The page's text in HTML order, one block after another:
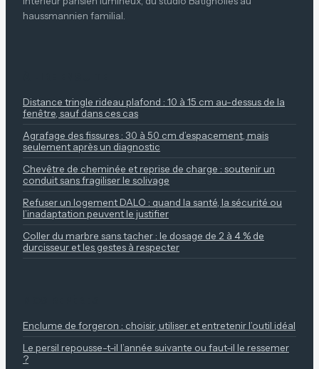
haussmannien familial.
Distance tringle rideau plafond : 10 à 15 cm au-dessus de la
fenêtre, sauf dans ces cas
Agrafage des fissures : 30 à 50 cm d’espacement, mais
seulement après un diagnostic
Chevêtre de cheminée et reprise de charge : soutenir un
conduit sans fragiliser le solivage
Refuser un logement DALO : quand la santé, la sécurité ou
l’inadaptation peuvent le justifier
Coller du marbre sans tacher : le dosage de 2 à 4 % de
durcisseur et les gestes à respecter
Enclume de forgeron : choisir, utiliser et entretenir l’outil idéal
Le persil repousse-t-il l’année suivante ou faut-il le ressemer
?